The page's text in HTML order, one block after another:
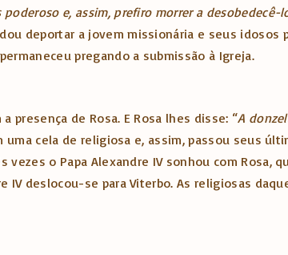
e, assim, prefiro morrer a desobedecê-
deportar a jovem missionária e seus idosos
pregando a submissão à Igreja.
presença de Rosa. E Rosa lhes disse: “A
cela de religiosa e, assim, passou seus
o Papa Alexandre IV sonhou com Rosa,
IV deslocou-se para Viterbo. As religiosas